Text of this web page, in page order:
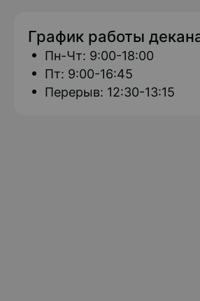
График работы
Пн-Чт: 9:00-18:00
Пт: 9:00-16:45
Перерыв: 12:30-13:15